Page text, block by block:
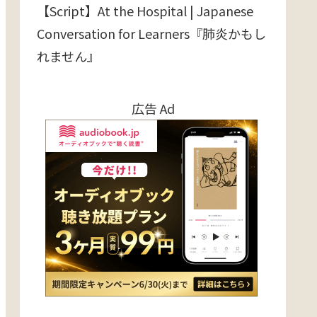
【Script】At the Hospital | Japanese
Conversation for Learners『肺炎かもし
れません』
広告 Ad